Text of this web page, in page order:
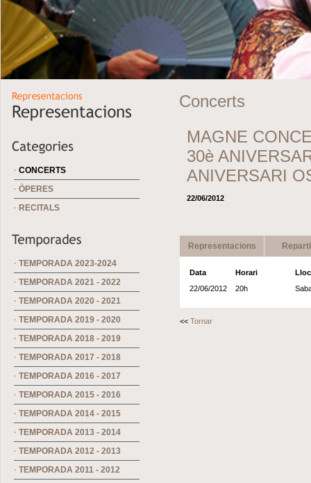
· CONCERTS
· ÒPERES
· RECITALS
· TEMPORADA 2023-2024
· TEMPORADA 2021 - 2022
· TEMPORADA 2020 - 2021
· TEMPORADA 2019 - 2020
· TEMPORADA 2018 - 2019
· TEMPORADA 2017 - 2018
· TEMPORADA 2016 - 2017
· TEMPORADA 2015 - 2016
· TEMPORADA 2014 - 2015
· TEMPORADA 2013 - 2014
· TEMPORADA 2012 - 2013
· TEMPORADA 2011 - 2012
Concerts
MAGNE
30è
ANIVERSARI
22/06/2012
Representacions
Data Horari
Lloc
22/06/2012
20h
<< Tornar